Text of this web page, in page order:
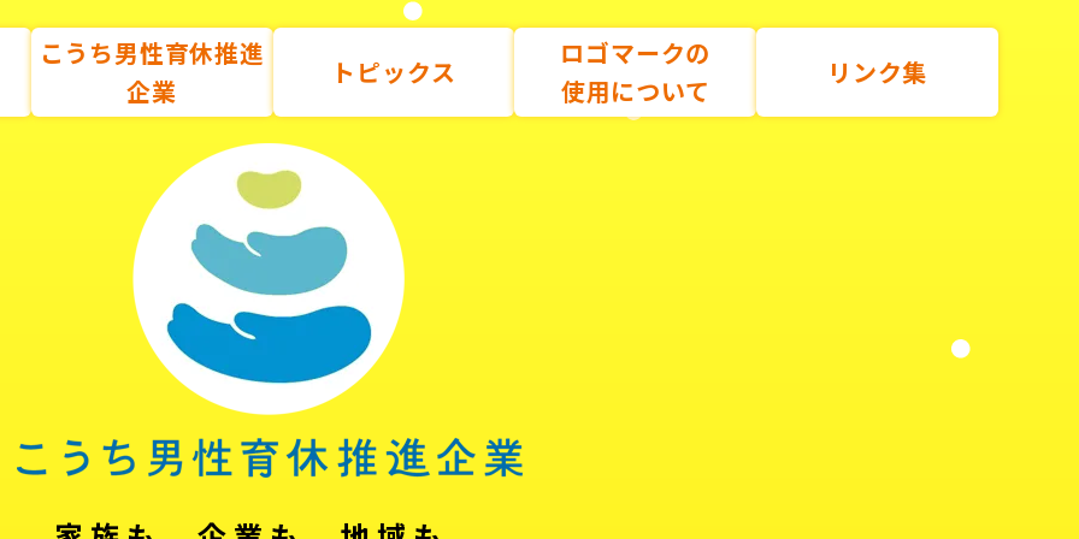
こうち男性育休推進
企業
トピックス
ロゴマークの
使用について
リンク集